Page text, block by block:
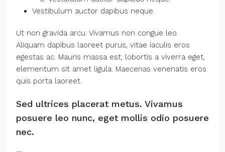
Vestibulum auctor dapibus neque.
Ut non gravida arcu. Vivamus non congue leo.
Aliquam dapibus laoreet purus, vitae iaculis eros
egestas ac. Mauris massa est, lobortis a viverra eget,
elementum sit amet ligula. Maecenas venenatis eros
quis porta laoreet.
Sed ultrices placerat metus. Vivamus
posuere leo nunc, eget mollis odio posuere
nec.